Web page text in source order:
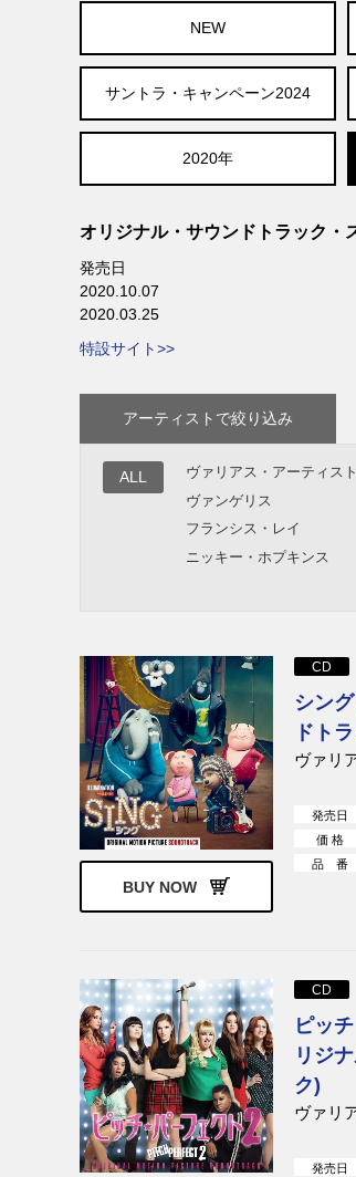
NEW
サントラ・キャンペーン2024
2020年
オリジナル・サウンドトラック・
発売日
2020.10.07
2020.03.25
特設サイト>>
アーティストで絞り込み
ALL ヴァリアス・アーティスト
ヴァンゲリス
フランシス・レイ
ニッキー・ホプキンス
BUY NOW
CD
シン
ドト
ヴァリ
発売日
価 格
品 番
CD
ピッ
リジ
ク)
ヴァリ
発売日